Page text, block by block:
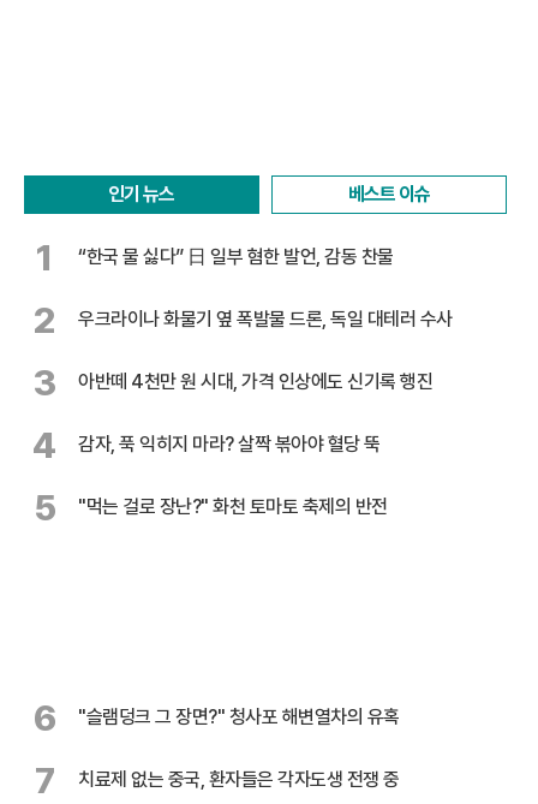
인기 뉴스 베스트 이슈
1 “한국 물 싫다” 日 일부 혐한 발언, 감동 찬물
2 우크라이나 화물기 옆 폭발물 드론, 독일 대테러 수사
3 아반떼 4천만 원 시대, 가격 인상에도 신기록 행진
4 감자, 푹 익히지 마라? 살짝 볶아야 혈당 뚝
5 "먹는 걸로 장난?" 화천 토마토 축제의 반전
6 "슬램덩크 그 장면?" 청사포 해변열차의 유혹
7 치료제 없는 중국, 환자들은 각자도생 전쟁 중